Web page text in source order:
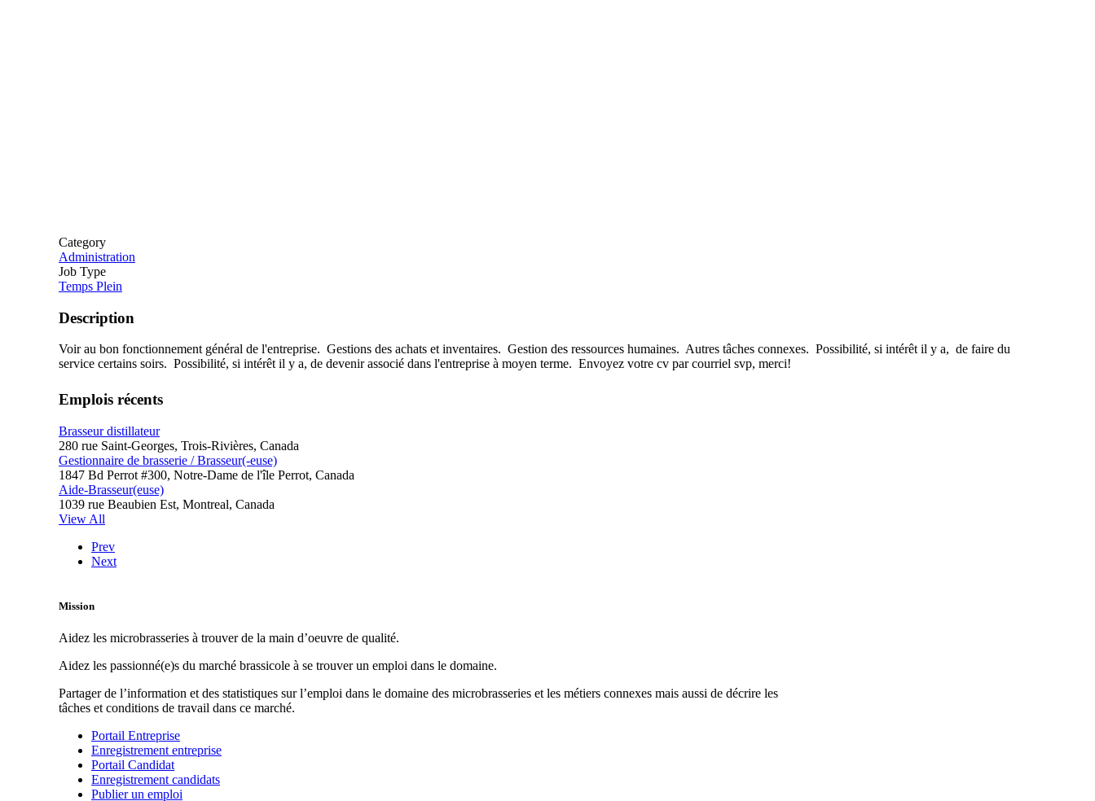
Category
Administration
Job Type
Temps Plein
Description
Voir au bon fonctionnement général de l'entreprise. Gestions des achats et inventaires. Gestion des ressources humaines. Autres tâches connexes. Possibilité, si intérêt il y a, de faire du
service certains soirs. Possibilité, si intérêt il y a, de devenir associé dans l'entreprise à moyen terme. Envoyez votre cv par courriel svp, merci!
Emplois récents
Brasseur distillateur
280 rue Saint-Georges, Trois-Rivières, Canada
Gestionnaire de brasserie / Brasseur(-euse)
1847 Bd Perrot #300, Notre-Dame de l'île Perrot, Canada
Aide-Brasseur(euse)
1039 rue Beaubien Est, Montreal, Canada
View All
Prev
Next
Mission
Aidez les microbrasseries à trouver de la main d’oeuvre de qualité.
Aidez les passionné(e)s du marché brassicole à se trouver un emploi dans le domaine.
Partager de l’information et des statistiques sur l’emploi dans le domaine des microbrasseries et les métiers connexes mais aussi de décrire les
tâches et conditions de travail dans ce marché.
Portail Entreprise
Enregistrement entreprise
Portail Candidat
Enregistrement candidats
Publier un emploi